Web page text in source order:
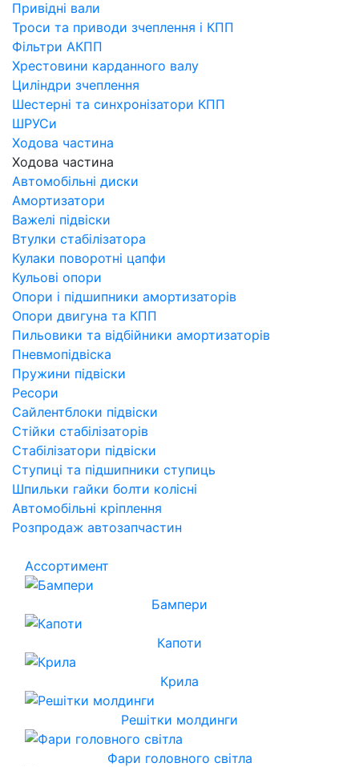
Привідні вали
Троси та приводи зчеплення і КПП
Фільтри АКПП
Хрестовини карданного валу
Циліндри зчеплення
Шестерні та синхронізатори КПП
ШРУСи
Ходова частина
Ходова частина
Автомобільні диски
Амортизатори
Важелі підвіски
Втулки стабілізатора
Кулаки поворотні цапфи
Кульові опори
Опори і підшипники амортизаторів
Опори двигуна та КПП
Пильовики та відбійники амортизаторів
Пневмопідвіска
Пружини підвіски
Ресори
Сайлентблоки підвіски
Стійки стабілізаторів
Стабілізатори підвіски
Ступиці та підшипники ступиць
Шпильки гайки болти колісні
Автомобільні кріплення
Розпродаж автозапчастин
Ассортимент
Бампери
Капоти
Крила
Решітки молдинги
Фари головного світла